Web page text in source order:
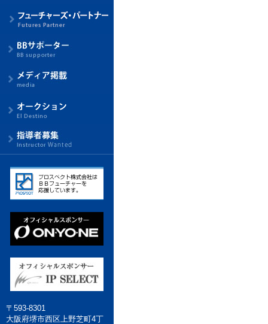
〒593-8301
大阪府堺市西区上野芝町4丁